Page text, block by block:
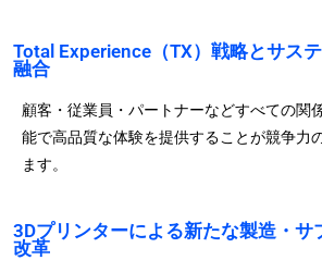
Total Experience（TX）戦略とサス
融合
顧客・従業員・パートナーなどすべての関
能で高品質な体験を提供することが競争力
ます。
3Dプリンターによる新たな製造・サ
改革